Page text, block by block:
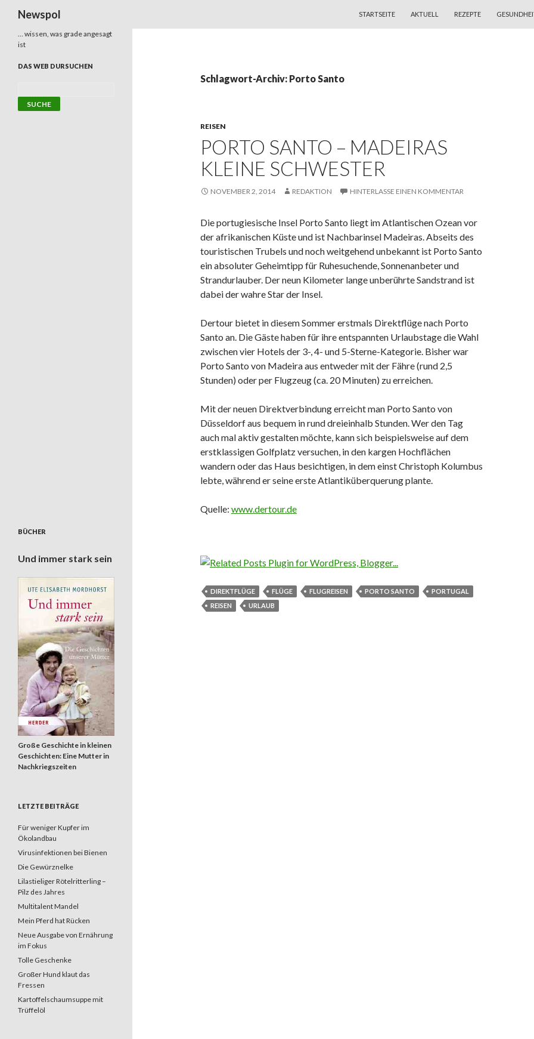
Newspol
STARTSEITE
AKTUELL REZEPTE
Schlagwort-Archiv: Porto Santo
REISEN
PORTO SANTO – MADEIRAS
KLEINE SCHWESTER
NOVEMBER 2, 2014 REDAKTION HINTERLASSE EINEN KOMMENTAR
Die portugiesische Insel Porto Santo liegt im Atlantischen Ozean vor
der afrikanischen Küste und ist Nachbarinsel Madeiras. Abseits des
touristischen Trubels und noch weitgehend unbekannt ist Porto Santo
ein absoluter Geheimtipp für Ruhesuchende, Sonnenanbeter und
Strandurlauber. Der neun Kilometer lange unberührte Sandstrand ist
dabei der wahre Star der Insel.
Dertour bietet in diesem Sommer erstmals Direktflüge nach Porto
Santo an. Die Gäste haben für ihre entspannten Urlaubstage die Wahl
zwischen vier Hotels der 3-, 4- und 5-Sterne-Kategorie. Bisher war
Porto Santo von Madeira aus entweder mit der Fähre (rund 2,5
Stunden) oder per Flugzeug (ca. 20 Minuten) zu erreichen.
Mit der neuen Direktverbindung erreicht man Porto Santo von
Düsseldorf aus bequem in rund dreieinhalb Stunden. Wer den Tag
auch mal aktiv gestalten möchte, kann sich beispielsweise auf dem
erstklassigen Golfplatz versuchen, in den kargen Hochflächen
wandern oder das Haus besichtigen, in dem einst Christoph Kolumbus
lebte, während er seine erste Atlantiküberquerung plante.
Quelle: www.dertour.de
DIREKTFLÜGE FLÜGE FLUGREISEN PORTO SANTO
PORTUGAL
REISEN
URLAUB
… wissen, was grade angesagt
ist
DAS WEB DURSUCHEN
BÜCHER
Und immer stark sein
Große Geschichte in kleinen
Geschichten: Eine Mutter in
Nachkriegszeiten
LETZTE BEITRÄGE
Für weniger Kupfer im
Ökolandbau
Virusinfektionen bei Bienen
Die Gewürznelke
Lilastieliger Rötelritterling –
Pilz des Jahres
Multitalent Mandel
Mein Pferd hat Rücken
Neue Ausgabe von Ernährung
im Fokus
Tolle Geschenke
Großer Hund klaut das
Fressen
Kartoffelschaumsuppe mit
Trüffelöl